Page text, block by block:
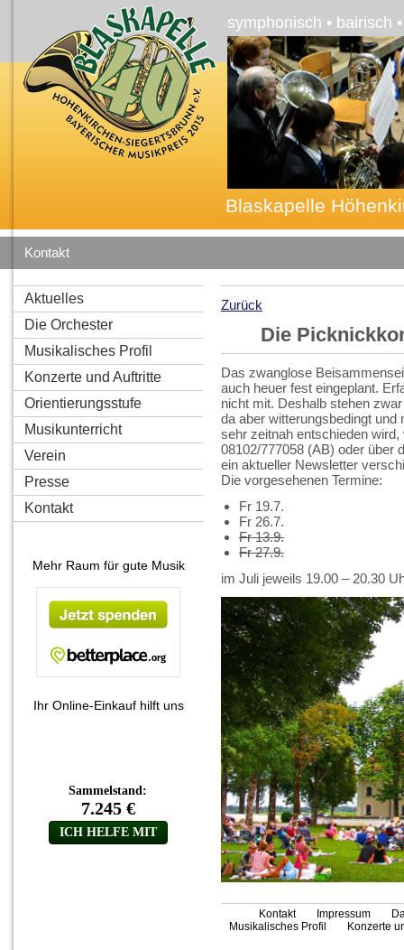
symphonisch • bairisch
Blaskapelle
Kontakt
Aktuelles
Die Orchester
Musikalisches Profil
Konzerte und Auftritte
Orientierungsstufe
Musikunterricht
Verein
Presse
Kontakt
Mehr Raum für gute Musik
Ihr Online-Einkauf hilft uns
Zurück
Die
Das zwanglose
auch heuer fest eingeplant.
nicht mit. Deshalb stehen
da aber witterungsbedingt
sehr zeitnah entschieden
08102/777058 (AB) oder über
ein aktueller Newsletter
Die vorgesehenen Termine:
Fr 19.7.
Fr 26.7.
Fr 13.9.
Fr 27.9.
im Juli jeweils 19.00 – 20.30
Kontakt Impressum
Musikalisches Profil
Konzerte